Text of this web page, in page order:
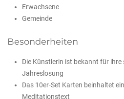
Erwachsene
Gemeinde
Besonderheiten
Die Künstlerin ist bekannt für
Jahreslosung
Das 10er-Set Karten beinhaltet
Meditationstext